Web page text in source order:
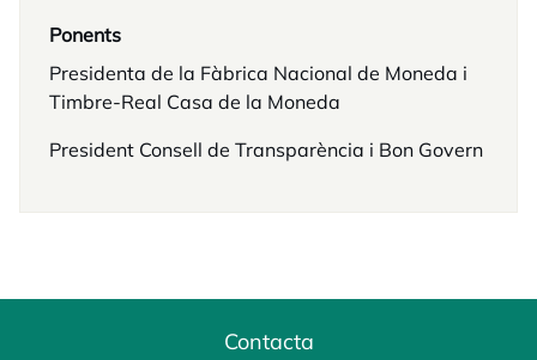
Ponents
Presidenta de la Fàbrica Nacional de Moneda i
Timbre-Real Casa de la Moneda
President Consell de Transparència i Bon Govern
Contacta